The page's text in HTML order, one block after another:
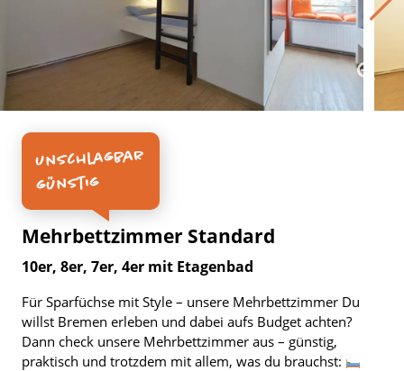
unschlagbar
günstig
Mehrbettzimmer Standard
10er, 8er, 7er, 4er mit Etagenbad
Für Sparfüchse mit Style – unsere Mehrbettzimmer Du
willst Bremen erleben und dabei aufs Budget achten?
Dann check unsere Mehrbettzimmer aus – günstig,
praktisch und trotzdem mit allem, was du brauchst: